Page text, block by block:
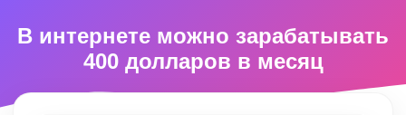
В интернете можно зарабатывать
400 долларов в месяц